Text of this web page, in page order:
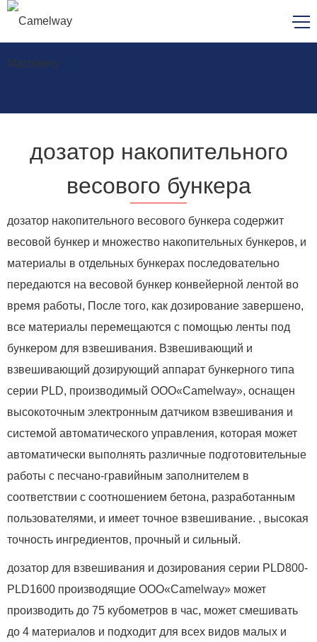
дозатор накопительного
весового бункера
дозатор накопительного весового бункера содержит
весовой бункер и множество накопительных бункеров, и
материалы в отдельных бункерах последовательно
передаются на весовой бункер конвейерной лентой во
время работы, После того, как дозирование завершено,
все материалы перемещаются с помощью ленты под
бункером для взвешивания. Взвешивающий и
взвешивающий дозирующий аппарат бункерного типа
серии PLD, производимый ООО«Camelway», оснащен
высокоточным электронным датчиком взвешивания и
системой автоматического управления, которая может
автоматически выполнять различные подготовительные
работы с песчано-гравийным заполнителем в
соответствии с соотношением бетона, разработанным
пользователями, и имеет точное взвешивание. , высокая
точность ингредиентов, прочный и сильный.
дозатор для взвешивания и дозирования серии PLD800-
PLD1600 производящие ООО«Camelway» может
производить до 75 кубометров в час, может смешивать
до 4 материалов и подходит для всех видов малых и